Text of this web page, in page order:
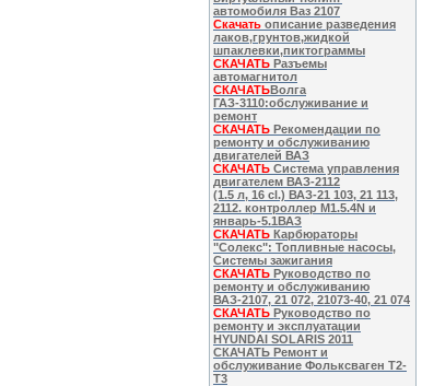
автомобиля Ваз 2107
Скачать описание разведения
лаков,грунтов,жидкой
шпаклевки,пиктограммы
СКАЧАТЬ Разъемы
автомагнитол
СКАЧАТЬВолга
ГАЗ-3110:обслуживание и
ремонт
СКАЧАТЬ Рекомендации по
ремонту и обслуживанию
двигателей ВАЗ
СКАЧАТЬ Система управления
двигателем ВАЗ-2112
(1.5 л, 16 cl.) ВАЗ-21 103, 21 113,
2112. контроллер M1.5.4N и
январь-5.1ВАЗ
СКАЧАТЬ Карбюраторы
"Солекс": Топливные насосы,
Системы зажигания
СКАЧАТЬ Руководство по
ремонту и обслуживанию
ВАЗ-2107, 21 072, 21073-40, 21 074
СКАЧАТЬ Руководство по
ремонту и эксплуатации
HYUNDAI SOLARIS 2011
СКАЧАТЬ Ремонт и
обслуживание Фольксваген Т2-
Т3